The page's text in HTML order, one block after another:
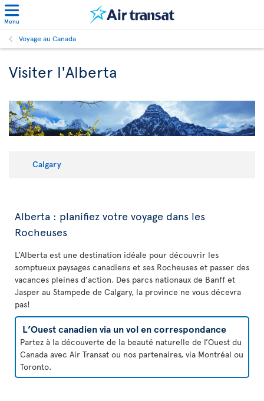
Menu
Voyage au Canada
Visiter l'Alberta
Calgary
Alberta : planifiez votre voyage dans les
Rocheuses
L’Alberta est une destination idéale pour découvrir les
somptueux paysages canadiens et ses Rocheuses et passer des
vacances pleines d’action. Des parcs nationaux de Banff et
Jasper au Stampede de Calgary, la province ne vous décevra
pas!
L’Ouest canadien via un vol en correspondance
Partez à la découverte de la beauté naturelle de l’Ouest du
Canada avec Air Transat ou nos partenaires, via Montréal ou
Toronto.